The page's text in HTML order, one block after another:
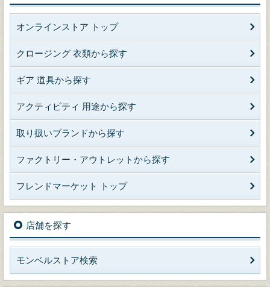
オンラインストア トップ
クロージング 衣類から探す
ギア 道具から探す
アクティビティ 用途から探す
取り扱いブランドから探す
ファクトリー・アウトレットから探す
フレンドマーケット トップ
店舗を探す
モンベルストア検索